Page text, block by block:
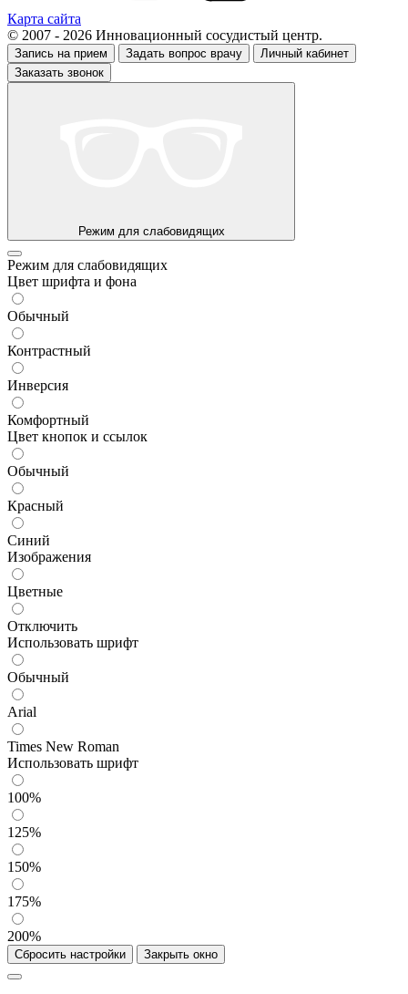
Карта сайта
© 2007 - 2026 Инновационный сосудистый центр.
Запись на прием Задать вопрос врачу
Личный кабинет
Заказать звонок
Режим для слабовидящих
Режим для слабовидящих
Цвет шрифта и фона
Обычный
Контрастный
Инверсия
Комфортный
Цвет кнопок и ссылок
Обычный
Красный
Синий
Изображения
Цветные
Отключить
Использовать шрифт
Обычный
Arial
Times New Roman
Использовать шрифт
100%
125%
150%
175%
200%
Сбросить настройки Закрыть окно